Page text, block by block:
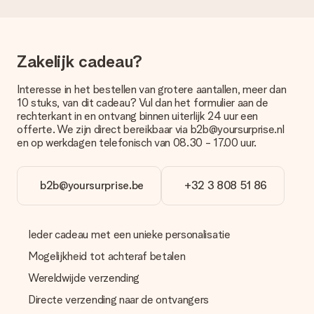
met onze klantenservice.
Betalen
Hoe kan ik mijn bestelling betalen?
Wij bieden de volgende betaalmethodes aan: iDeal, Paypal,
creditcard of handmatige overboeking. Hou bij handmatige
overboeking wel rekening met 3 dagen extra levertijd van je
Cadeau ontvangen
geleverd. Je kunt hiervoor contact opnemen met onze
klantenservice, zij helpen je graag bij het vinden van een
passende oplossing.
Er wordt geen factuur meegestuurd bij je bestelling. Je
Zakelijk cadeau?
Interesse in het bestellen van grotere aantallen, meer dan
10 stuks, van dit cadeau? Vul dan het formulier aan de
rechterkant in en ontvang binnen uiterlijk 24 uur een
offerte. We zijn direct bereikbaar via b2b@yoursurprise.nl
en op werkdagen telefonisch van 08.30 - 17.00 uur.
b2b@yoursurprise.be +32 3 808 51 86
Ieder cadeau met een unieke personalisatie
Mogelijkheid tot achteraf betalen
Wereldwijde verzending
Directe verzending naar de ontvangers